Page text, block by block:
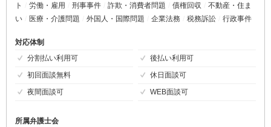
ト
労働・雇用 刑事事件 詐欺・消費者問題 債権回収
不動産・住ま
い
医療・介護問題 外国人・国際問題 企業法務 税務訴訟 行政事件
対応体制
分割払い利用可
後払い利用可
初回面談無料
休日面談可
夜間面談可
WEB面談可
所属弁護士会